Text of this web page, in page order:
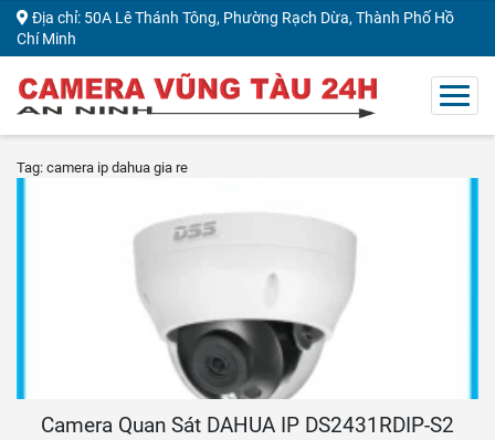
Địa chỉ: 50A Lê Thánh Tông, Phường Rạch Dừa, Thành Phố Hồ
Chí Minh
Tag: camera ip dahua gia re
Camera Quan Sát DAHUA IP DS2431RDIP-S2